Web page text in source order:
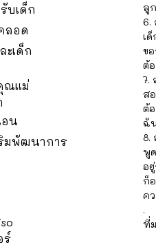
ลู
6.
เ
ข
ต้
7.
ส
ต้
ฉั
8.
พู
อ
ก็
ค
.
ที่
บเด็ก
ลอด
ะเด็ก
ณแม่
อน
มพัฒนาการ
ร์